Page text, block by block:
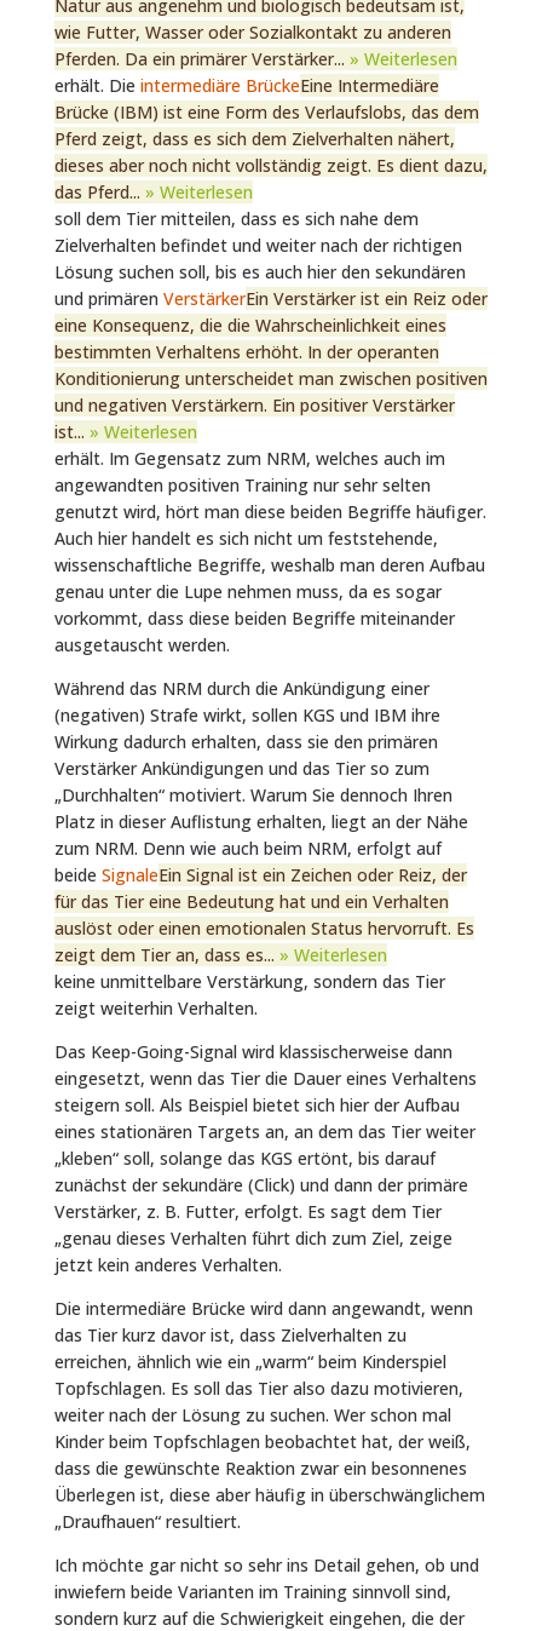
Natur aus angenehm und biologisch bedeutsam ist,
wie Futter, Wasser oder Sozialkontakt zu anderen
Pferden. Da ein primärer Verstärker... » Weiterlesen
erhält. Die intermediäre BrückeEine Intermediäre
Brücke (IBM) ist eine Form des Verlaufslobs, das dem
Pferd zeigt, dass es sich dem Zielverhalten nähert,
dieses aber noch nicht vollständig zeigt. Es dient dazu,
das Pferd... » Weiterlesen
soll dem Tier mitteilen, dass es sich nahe dem
Zielverhalten befindet und weiter nach der richtigen
Lösung suchen soll, bis es auch hier den sekundären
und primären VerstärkerEin Verstärker ist ein Reiz oder
eine Konsequenz, die die Wahrscheinlichkeit eines
bestimmten Verhaltens erhöht. In der operanten
Konditionierung unterscheidet man zwischen positiven
und negativen Verstärkern. Ein positiver Verstärker
ist... » Weiterlesen
erhält. Im Gegensatz zum NRM, welches auch im
angewandten positiven Training nur sehr selten
genutzt wird, hört man diese beiden Begriffe häufiger.
Auch hier handelt es sich nicht um feststehende,
wissenschaftliche Begriffe, weshalb man deren Aufbau
genau unter die Lupe nehmen muss, da es sogar
vorkommt, dass diese beiden Begriffe miteinander
ausgetauscht werden.
Während das NRM durch die Ankündigung einer
(negativen) Strafe wirkt, sollen KGS und IBM ihre
Wirkung dadurch erhalten, dass sie den primären
Verstärker Ankündigungen und das Tier so zum
„Durchhalten“ motiviert. Warum Sie dennoch Ihren
Platz in dieser Auflistung erhalten, liegt an der Nähe
zum NRM. Denn wie auch beim NRM, erfolgt auf
beide SignaleEin Signal ist ein Zeichen oder Reiz, der
für das Tier eine Bedeutung hat und ein Verhalten
auslöst oder einen emotionalen Status hervorruft. Es
zeigt dem Tier an, dass es... » Weiterlesen
keine unmittelbare Verstärkung, sondern das Tier
zeigt weiterhin Verhalten.
Das Keep-Going-Signal wird klassischerweise dann
eingesetzt, wenn das Tier die Dauer eines Verhaltens
steigern soll. Als Beispiel bietet sich hier der Aufbau
eines stationären Targets an, an dem das Tier weiter
„kleben“ soll, solange das KGS ertönt, bis darauf
zunächst der sekundäre (Click) und dann der primäre
Verstärker, z. B. Futter, erfolgt. Es sagt dem Tier
„genau dieses Verhalten führt dich zum Ziel, zeige
jetzt kein anderes Verhalten.
Die intermediäre Brücke wird dann angewandt, wenn
das Tier kurz davor ist, dass Zielverhalten zu
erreichen, ähnlich wie ein „warm“ beim Kinderspiel
Topfschlagen. Es soll das Tier also dazu motivieren,
weiter nach der Lösung zu suchen. Wer schon mal
Kinder beim Topfschlagen beobachtet hat, der weiß,
dass die gewünschte Reaktion zwar ein besonnenes
Überlegen ist, diese aber häufig in überschwänglichem
„Draufhauen“ resultiert.
Ich möchte gar nicht so sehr ins Detail gehen, ob und
inwiefern beide Varianten im Training sinnvoll sind,
sondern kurz auf die Schwierigkeit eingehen, die der